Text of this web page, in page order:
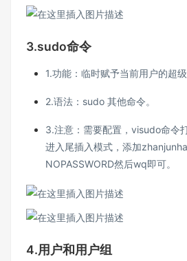
3.sudo命令
1.功能：临时赋予当前用户的超级
2.语法：sudo 其他命令。
3.注意：需要配置，visudo命令
进入尾插入模式，添加
NOPASSWORD然后wq即可。
4.用户和用户组